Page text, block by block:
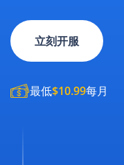
立刻开服
最低$10.99每月